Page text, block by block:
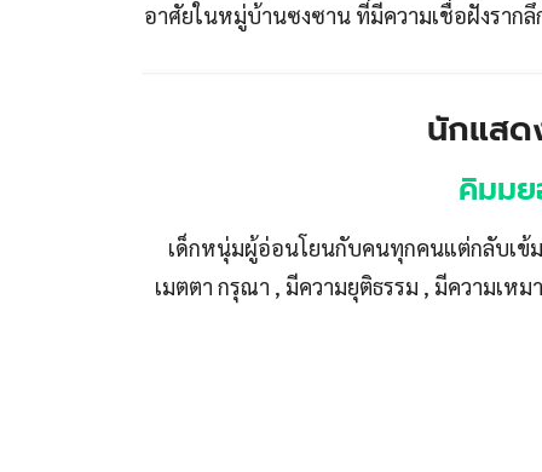
อาศัยในหมู่บ้านซงซาน ที่มีความเชื่อฝังรากลึ
นักแสด
คิมม
เด็กหนุ่มผู้อ่อนโยนกับคนทุกคนแต่กลับเข้ม
เมตตา กรุณา , มีความยุติธรรม , มีความเ